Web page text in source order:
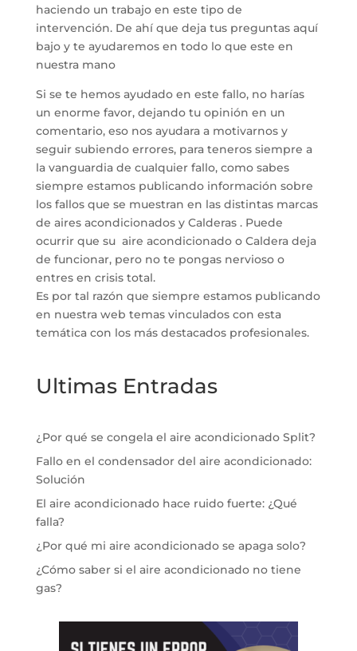
haciendo un trabajo en este tipo de
intervención. De ahí que deja tus preguntas aquí
bajo y te ayudaremos en todo lo que este en
nuestra mano
Si se te hemos ayudado en este fallo, no harías
un enorme favor, dejando tu opinión en un
comentario, eso nos ayudara a motivarnos y
seguir subiendo errores, para teneros siempre a
la vanguardia de cualquier fallo, como sabes
siempre estamos publicando información sobre
los fallos que se muestran en las distintas marcas
de aires acondicionados y Calderas . Puede
ocurrir que su aire acondicionado o Caldera deja
de funcionar, pero no te pongas nervioso o
entres en crisis total.
Es por tal razón que siempre estamos publicando
en nuestra web temas vinculados con esta
temática con los más destacados profesionales.
Ultimas Entradas
¿Por qué se congela el aire acondicionado Split?
Fallo en el condensador del aire acondicionado:
Solución
El aire acondicionado hace ruido fuerte: ¿Qué
falla?
¿Por qué mi aire acondicionado se apaga solo?
¿Cómo saber si el aire acondicionado no tiene
gas?